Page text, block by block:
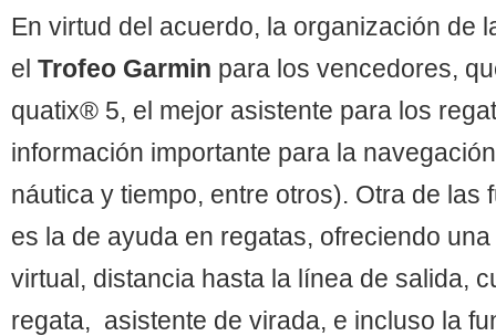
En virtud del acuerdo, la organización de
el Trofeo Garmin para los vencedores,
quatix® 5, el mejor asistente para los
información importante para la
náutica y tiempo, entre otros). Otra de las
es la de ayuda en regatas, ofreciendo
virtual, distancia hasta la línea de salida,
regata, asistente de virada, e incluso la